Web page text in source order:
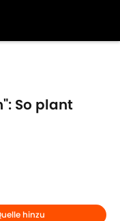
So plant
hinzu